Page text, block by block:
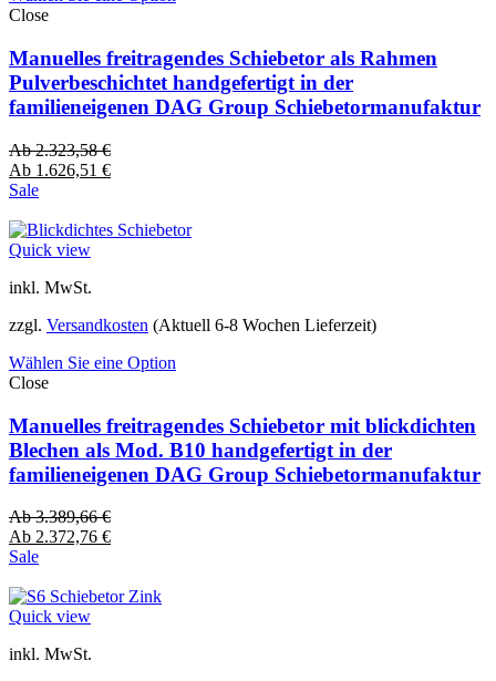
Close
Manuelles freitragendes Schiebetor als Rahmen
Pulverbeschichtet handgefertigt in der
familieneigenen DAG Group Schiebetormanufaktur
Ab2.323,58€
Ab 1.626,51 €
Sale
Quick view
inkl. MwSt.
zzgl. Versandkosten (Aktuell 6-8 Wochen Lieferzeit)
Wählen Sie eine Option
Close
Manuelles freitragendes Schiebetor mit blickdichten
Blechen als Mod. B10 handgefertigt in der
familieneigenen DAG Group Schiebetormanufaktur
Ab3.389,66€
Ab 2.372,76 €
Sale
Quick view
inkl. MwSt.